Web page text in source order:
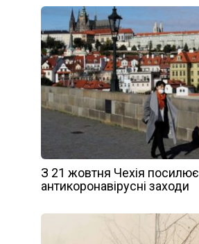
З 21 жовтня Чехія посилює
антикоронавірусні заходи